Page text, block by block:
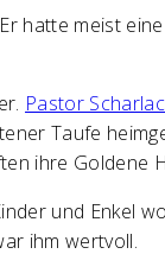
Er hatte meist
Pastor
Taufe
ihre Goldene
und Enkel
ihm wertvoll.